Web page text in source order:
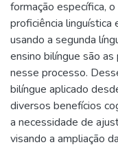
formação específica,
proficiência linguística
usando a segunda
ensino bilíngue são
nesse processo.
bilíngue aplicado
diversos benefícios
a necessidade de
visando a ampliação